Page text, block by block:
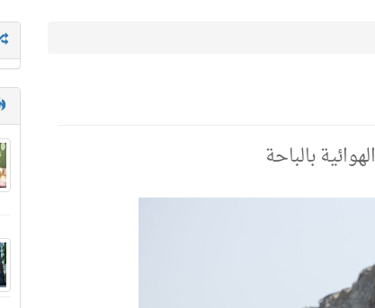
بالباحة